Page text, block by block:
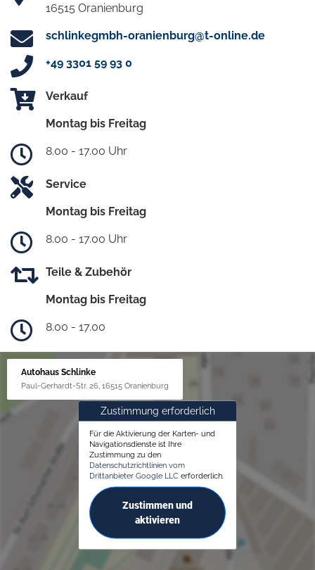
16515 Oranienburg
schlinkegmbh-oranienburg@t-online.de
+49 3301 59 93 0
Verkauf
Montag bis Freitag
8.00 - 17.00 Uhr
Service
Montag bis Freitag
8.00 - 17.00 Uhr
Teile & Zubehör
Montag bis Freitag
8.00 - 17.00
Autohaus Schlinke
Paul-Gerhardt-Str. 26, 16515 Oranienburg
Zustimmung erforderlich
Für die Aktivierung der Karten- und
Navigationsdienste ist Ihre
Zustimmung zu den
Datenschutzrichtlinien vom
Drittanbieter Google LLC erforderlich.
Zustimmen und
aktivieren